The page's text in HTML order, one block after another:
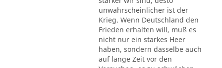
unwahrscheinlicher ist der
Krieg. Wenn Deutschland den
Frieden erhalten will, muß es
nicht nur ein starkes Heer
haben, sondern dasselbe auch
auf lange Zeit vor den